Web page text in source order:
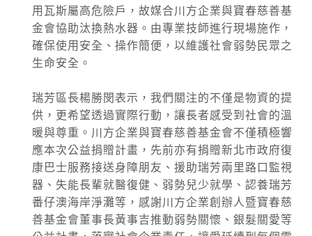
管制原因: 淡江大橋強風預警性封閉管制機車
道、自行車道及人行道，氣象預測風速達8級
風。
水門資訊
2026-08-08, 17:00│新北市政府
颱風來襲，預計於 115 年 8 月 8 日 17 時整執
制，並於 18 時整執行橫移門、越堤道及堤外便
道封閉作業；管制範圍為『二重疏...
開放路邊停車
2026-08-08, 17:00│新北市政府
交通局指出，橫移門周邊部分紅黃線開放停車
路段，包含新店溪流域、大漢溪右岸與左岸、
淡水河流域等處，部分為雙邊開放停車，部分
為單邊，詳洽新北市府官網。 交通局補充...
開放路邊停車
2026-08-08, 17:00│新北市政府
颱風來襲，預計於 115 年 8 月 8 日 17 時整執
行市轄橫移門、越堤道及堤外便道只出不進管
用瓦斯屬高危險戶，故媒合川方企業與寶春慈善基
金會協助汰換熱水器。由專業技師進行現場施作，
確保使用安全、操作簡便，以維護社會弱勢民眾之
生命安全。
瑞芳區長楊勝閔表示，我們關注的不僅是物資的提
供，更希望透過實際行動，讓長者感受到社會的溫
暖與尊重。川方企業與寶春慈善基金會不僅積極響
應本次公益捐贈計畫，先前亦有捐贈新北市政府復
康巴士服務接送身障朋友、援助瑞芳兩里路口監視
器、失能長輩就醫復健、弱勢兒少就學、認養瑞芳
番仔澳海岸淨灘等，感謝川方企業創辦人暨寶春慈
善基金會董事長黃事吉推動弱勢關懷、銀髮關愛等